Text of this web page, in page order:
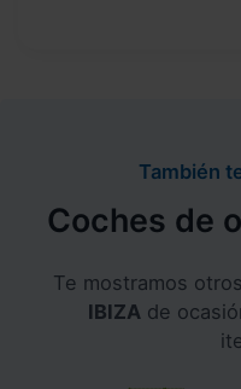
También
Coches de
Te mostramos
IBIZA de